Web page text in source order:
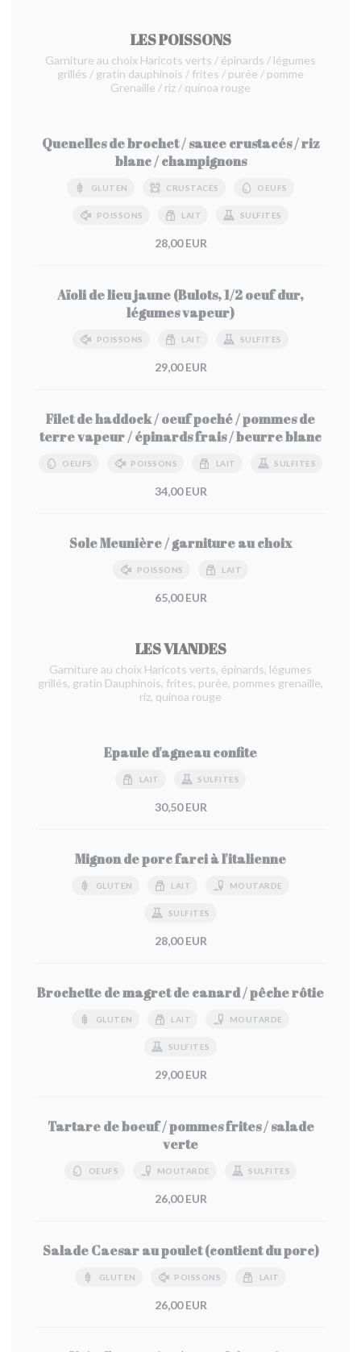
LES POISSONS
Garniture au choix Haricots verts / épinards / légumes
grillés / gratin dauphinois / frites / purée / pomme
Grenaille / riz / quinoa rouge
Quenelles de brochet / sauce crustacés / riz
blanc / champignons
GLUTEN CRUSTACÉS OEUFS
POISSONS LAIT SULFITES
28,00 EUR
Aïoli de lieu jaune (Bulots, 1/2 oeuf dur,
légumes vapeur)
POISSONS LAIT SULFITES
29,00 EUR
Filet de haddock / oeuf poché / pommes de
terre vapeur / épinards frais / beurre blanc
OEUFS POISSONS LAIT SULFITES
34,00 EUR
Sole Meunière / garniture au choix
POISSONS LAIT
65,00 EUR
LES VIANDES
Garniture au choix Haricots verts, épinards, légumes
grillés, gratin Dauphinois, frites, purée, pommes grenaille,
riz, quinoa rouge
Epaule d'agneau confite
LAIT SULFITES
30,50 EUR
Mignon de porc farci à l'italienne
GLUTEN LAIT MOUTARDE
SULFITES
28,00 EUR
Brochette de magret de canard / pêche rôtie
GLUTEN LAIT MOUTARDE
SULFITES
29,00 EUR
Tartare de boeuf / pommes frites / salade
verte
OEUFS MOUTARDE SULFITES
26,00 EUR
Salade Caesar au poulet (contient du porc)
GLUTEN POISSONS LAIT
26,00 EUR